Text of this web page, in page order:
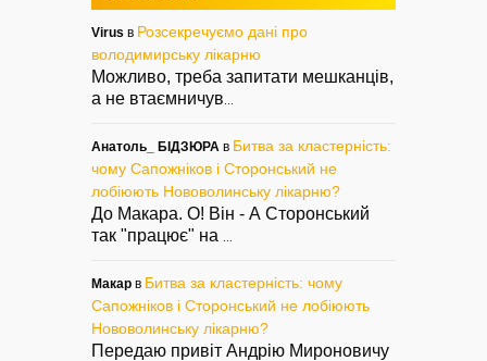
Virus в Розсекречуємо дані про
володимирську лікарню
Можливо, треба запитати мешканців,
а не втаємничув
Анатоль_ БІДЗЮРА в Битва за кластерність:
чому Сапожніков і Сторонський не
лобіюють Нововолинську лікарню?
До Макара. О! Він - А Сторонський
так "працює" на
Макар в Битва за кластерність: чому
Сапожніков і Сторонський не лобіюють
Нововолинську лікарню?
Передаю привіт Андрію Мироновичу